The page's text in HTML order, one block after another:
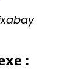
: